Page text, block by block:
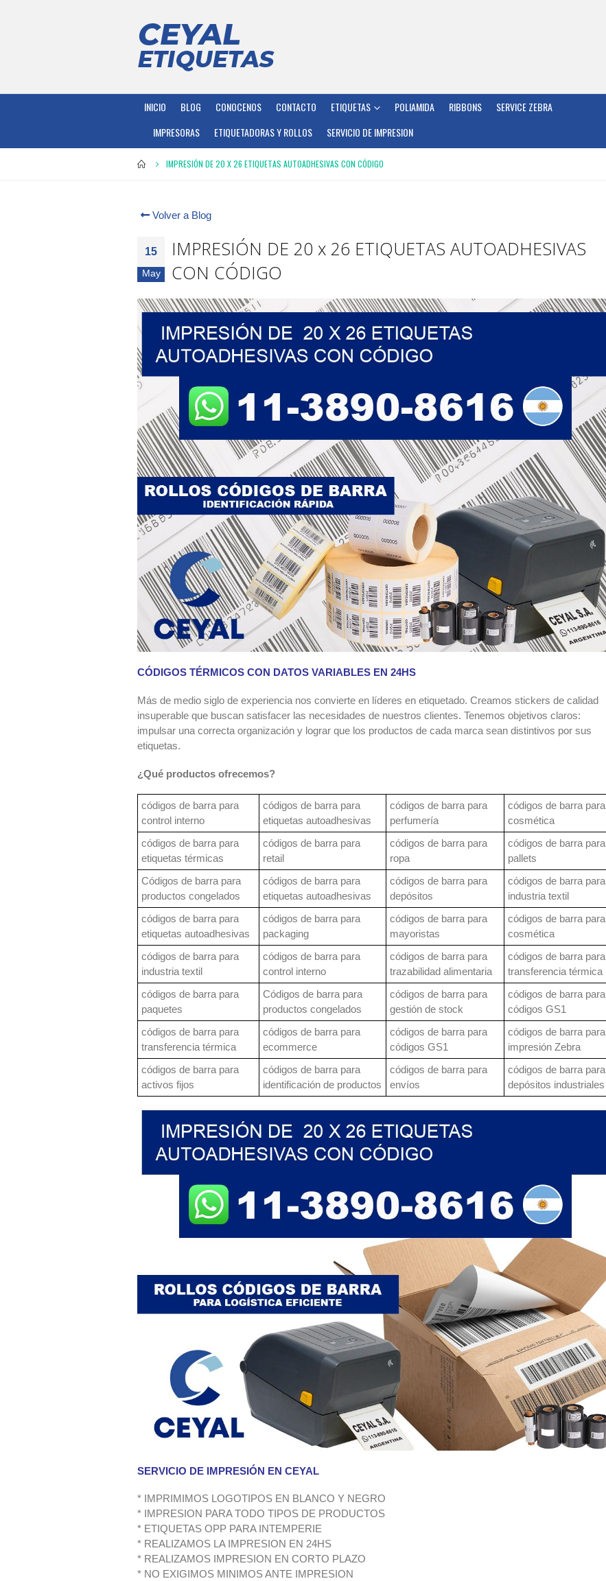
INICIO BLOG CONOCENOS CONTACTO ETIQUETAS POLIAMIDA RIBBONS
SERVICE ZEBRA
IMPRESORAS
ETIQUETADORAS Y ROLLOS SERVICIO DE IMPRESION
IMPRESIÓN DE 20 X 26 ETIQUETAS AUTOADHESIVAS CON CÓDIGO
Volver a Blog
15
May
IMPRESIÓN DE 20 x 26 ETIQUETAS AUTOADHESIVAS
CON CÓDIGO
CÓDIGOS TÉRMICOS CON DATOS VARIABLES EN 24HS
Más de medio siglo de experiencia nos convierte en líderes en etiquetado. Creamos stickers de calidad
insuperable que buscan satisfacer las necesidades de nuestros clientes. Tenemos objetivos claros:
impulsar una correcta organización y lograr que los productos de cada marca sean distintivos por sus
etiquetas.
¿Qué productos ofrecemos?
códigos de barra para
control interno
códigos de barra para
etiquetas autoadhesivas
códigos de barra para
perfumería
códigos de barra para
cosmética
códigos de barra para
etiquetas térmicas
códigos de barra para
retail
códigos de barra para
ropa
códigos de barra para
pallets
Códigos de barra para
productos congelados
códigos de barra para
etiquetas autoadhesivas
códigos de barra para
depósitos
códigos de barra para
industria textil
códigos de barra para
etiquetas autoadhesivas
códigos de barra para
packaging
códigos de barra para
mayoristas
códigos de barra para
cosmética
códigos de barra para
industria textil
códigos de barra para
control interno
códigos de barra para
trazabilidad alimentaria
códigos de barra para
transferencia térmica
códigos de barra para
paquetes
Códigos de barra para
productos congelados
códigos de barra para
gestión de stock
códigos de barra para
códigos GS1
códigos de barra para
transferencia térmica
códigos de barra para
ecommerce
códigos de barra para
códigos GS1
códigos de barra para
impresión Zebra
códigos de barra para
activos fijos
códigos de barra para
identificación de productos
códigos de barra para
envíos
códigos de barra para
depósitos industriales
SERVICIO DE IMPRESIÓN EN CEYAL
* IMPRIMIMOS LOGOTIPOS EN BLANCO Y NEGRO
* IMPRESION PARA TODO TIPOS DE PRODUCTOS
* ETIQUETAS OPP PARA INTEMPERIE
* REALIZAMOS LA IMPRESION EN 24HS
* REALIZAMOS IMPRESION EN CORTO PLAZO
* NO EXIGIMOS MINIMOS ANTE IMPRESION